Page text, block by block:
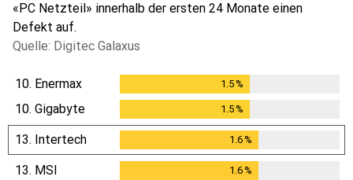
«PC Netzteil» innerhalb der ersten 24 Monate einen
Defekt auf.
Quelle: Digitec Galaxus
10. Enermax 1.5%
10. Gigabyte 1.5%
13. Intertech 1.6%
13. MSI 1.6%